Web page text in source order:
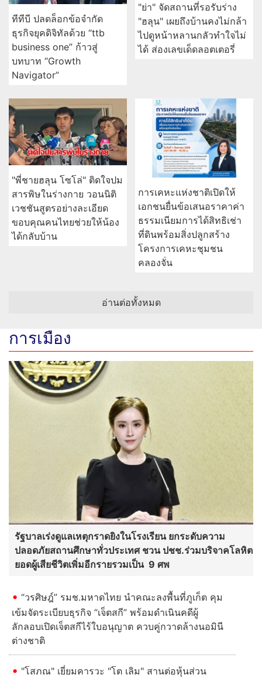
ทีทีบี ปลดล็อกข้อจำกัด
ธุรกิจยุคดิจิทัลด้วย “ttb
business one” ก้าวสู่
บทบาท “Growth
Navigator”
"ย่า" จัดสถานที่รอรับร่าง
"ฮลุน" เผยถึงบ้านคงไม่กล้า
ไปดูหน้าหลานกลัวทำใจไม่
ได้ ส่องเลขเด็ดลอตเตอรี่
"พี่ชายฮลุน โซโล่" ติดใจปม
สารพิษในร่างกาย วอนนิติ
เวชชันสูตรอย่างละเอียด
ขอบคุณคนไทยช่วยให้น้อง
ได้กลับบ้าน
การเคหะแห่งชาติเปิดให้
เอกชนยื่นข้อเสนอราคาค่า
ธรรมเนียมการได้สิทธิเช่า
ที่ดินพร้อมสิ่งปลูกสร้าง
โครงการเคหะชุมชน
คลองจั่น
อ่านต่อทั้งหมด
การเมือง
รัฐบาลเร่งดูแลเหตุกราดยิงในโรงเรียน ยกระดับความ
ปลอดภัยสถานศึกษาทั่วประเทศ ชวน ปชช.ร่วมบริจาคโลหิต
ยอดผู้เสียชีวิตเพิ่มอีกรายรวมเป็น 9 ศพ
“วรศิษฎ์” รมช.มหาดไทย นำคณะลงพื้นที่ภูเก็ต คุม
เข้มจัดระเบียบธุรกิจ “เจ็ตสกี” พร้อมดำเนินคดีผู้
ลักลอบเปิดเจ็ตสกีไร้ใบอนุญาต ควบคู่กวาดล้างนอมินี
ต่างชาติ
"โสภณ" เยี่ยมคารวะ "โต เลิม" สานต่อหุ้นส่วน